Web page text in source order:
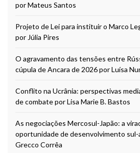
por Mateus Santos
Projeto de Lei para instituir o Marco
por Júlia Pires
O agravamento das tensões entre
cúpula de Ancara de 2026 por Luísa
Conflito na Ucrânia: perspectivas
de combate por Lisa Marie B. Bastos
As negociações Mercosul-Japão: a
oportunidade de desenvolvimento sul-
Grecco Corrêa